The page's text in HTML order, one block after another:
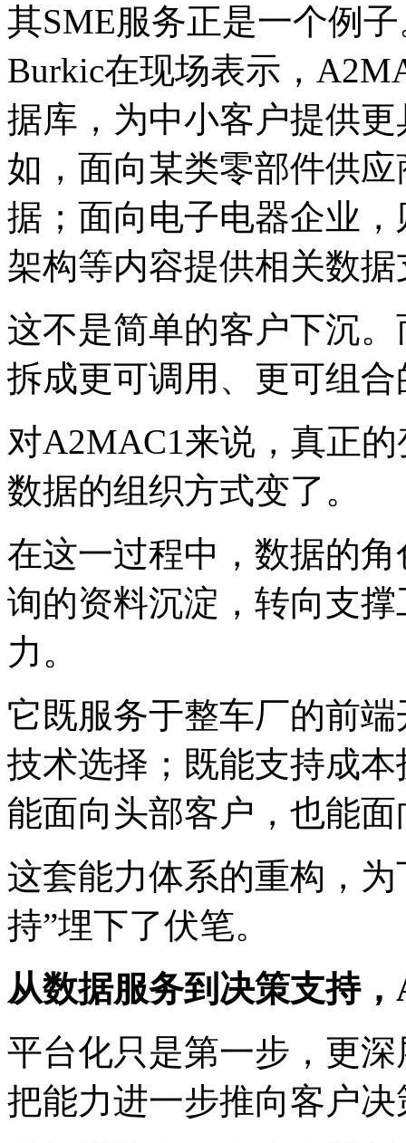
其SME服务正是一个例子
Burkic在现场表示，
据库，为中小客户提供
如，面向某类零部件供
据；面向电子电器企业
架构等内容提供相关数据
这不是简单的客户下沉
拆成更可调用、更可组
对A2MAC1来说，真正
数据的组织方式变了。
在这一过程中，数据的
询的资料沉淀，转向支
力。
它既服务于整车厂的前
技术选择；既能支持成
能面向头部客户，也能
这套能力体系的重构，
持”埋下了伏笔。
从数据服务到决策支持，
平台化只是第一步，更
把能力进一步推向客户